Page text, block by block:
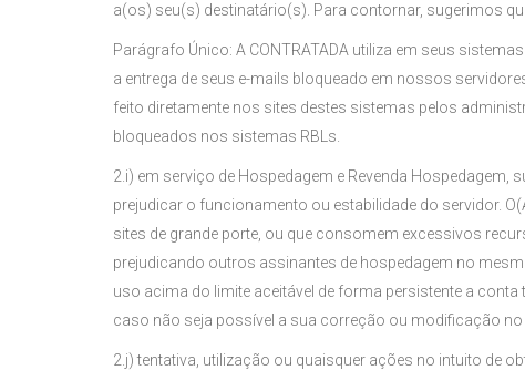
a(os) seu(s) destinatário(s). Para contornar, sugerimos
Parágrafo Único: A CONTRATADA utiliza em seus
a entrega de seus e-mails bloqueado em nossos
feito diretamente nos sites destes sistemas pelos
bloqueados nos sistemas RBLs.
2.i) em serviço de Hospedagem e Revenda Hospedagem,
prejudicar o funcionamento ou estabilidade do servidor.
sites de grande porte, ou que consomem excessivos
prejudicando outros assinantes de hospedagem no
uso acima do limite aceitável de forma persistente a
caso não seja possível a sua correção ou modificação
2.j) tentativa, utilização ou quaisquer ações no intuito de